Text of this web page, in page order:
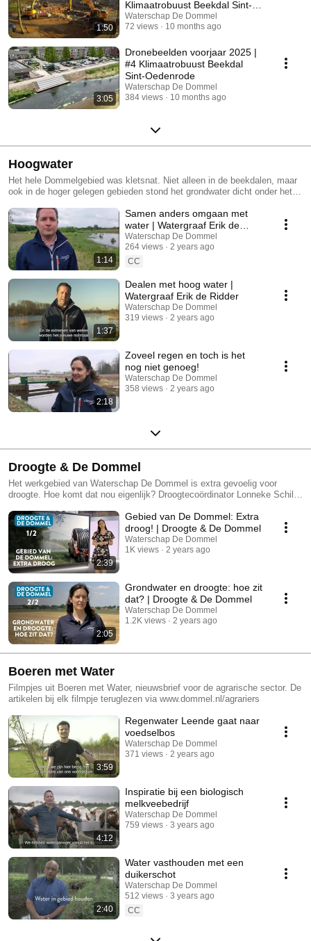
1:50
Klimaatrobuust Beekdal Sint-
Oedenrode
Waterschap De Dommel
72 views
10 months ago
3:05
Dronebeelden voorjaar 2025 |
#4 Klimaatrobuust Beekdal
Sint-Oedenrode
Waterschap De Dommel
384 views
10 months ago
Hoogwater
Het hele Dommelgebied was kletsnat. Niet alleen in de beekdalen, maar
ook in de hoger gelegen gebieden stond het grondwater dicht onder het
1:14
Samen anders omgaan met
water | Watergraaf Erik de
Ridder
Waterschap De Dommel
264 views
2 years ago
CC
1:37
Dealen met hoog water |
Watergraaf Erik de Ridder
Waterschap De Dommel
319 views
2 years ago
2:18
Zoveel regen en toch is het
nog niet genoeg!
Waterschap De Dommel
358 views
2 years ago
Droogte & De Dommel
Het werkgebied van Waterschap De Dommel is extra gevoelig voor
droogte. Hoe komt dat nou eigenlijk? Droogtecoördinator Lonneke Schilte
2:39
Gebied van De Dommel: Extra
droog! | Droogte & De Dommel
Waterschap De Dommel
1K views
2 years ago
2:05
Grondwater en droogte: hoe zit
dat? | Droogte & De Dommel
Waterschap De Dommel
1.2K views
2 years ago
Boeren met Water
Filmpjes uit Boeren met Water, nieuwsbrief voor de agrarische sector. De
artikelen bij elk filmpje teruglezen via www.dommel.nl/agrariers
3:59
Regenwater Leende gaat naar
voedselbos
Waterschap De Dommel
371 views
2 years ago
4:12
Inspiratie bij een biologisch
melkveebedrijf
Waterschap De Dommel
759 views
3 years ago
2:40
Water vasthouden met een
duikerschot
Waterschap De Dommel
512 views
3 years ago
CC